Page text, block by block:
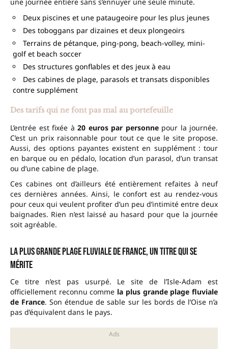
une journée entière sans s’ennuyer une seule minute.
Deux piscines et une pataugeoire pour les plus jeunes
Des toboggans par dizaines et deux plongeoirs
Terrains de pétanque, ping-pong, beach-volley, mini-
golf et beach soccer
Des structures gonflables et des jeux à eau
Des cabines de plage, parasols et transats disponibles
contre supplément
Des tarifs qui ne font pas mal au portefeuille
L’entrée est fixée à 20 euros par personnepour la journée.
C’est un prix raisonnable pour tout ce que le site propose.
Aussi, des options payantes existent en supplément : tour
en barque ou en pédalo, location d’un parasol, d’un transat
ou d’une cabine de plage.
Ces cabines ont d’ailleurs été entièrement refaites à neuf
ces dernières années. Ainsi, le confort est au rendez-vous
pour ceux qui veulent profiter d’un peu d’intimité entre deux
baignades. Rien n’est laissé au hasard pour que la journée
soit agréable.
La plus grande plage fluviale de France, un titre qui se
mérite
Ce titre n’est pas usurpé. Le site de l’Isle-Adam est
officiellement reconnu comme la plus grande plage fluviale
de France. Son étendue de sable sur les bords de l’Oise n’a
pas d’équivalent dans le pays.